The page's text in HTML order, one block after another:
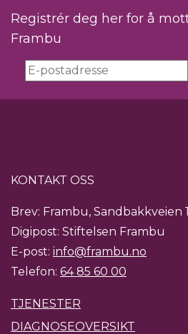
Registrér deg her for å
Frambu
KONTAKT OSS
Brev: Frambu, Sandbakkveien
Digipost: Stiftelsen Frambu
E-post: info@frambu.no
Telefon: 64 85 60 00
TJENESTER
DIAGNOSEOVERSIKT